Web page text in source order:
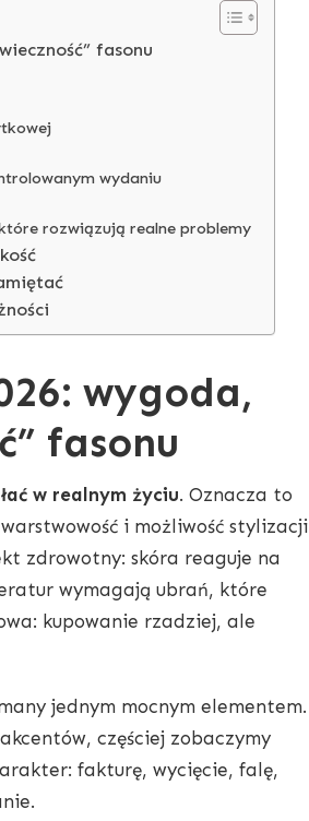
fasonu
wydaniu
rozwiązują realne problemy
wygoda,
fasonu
w realnym życiu. Oznacza to
i możliwość stylizacji
zdrowotny: skóra reaguje na
wymagają ubrań, które
kupowanie rzadziej, ale
jednym mocnym elementem.
częściej zobaczymy
fakturę, wycięcie, falę,